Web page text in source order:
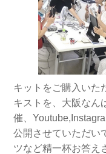
キットをご購入いた
キストを、大阪なん
催、
公開させていただい
ツなど精一杯お答え